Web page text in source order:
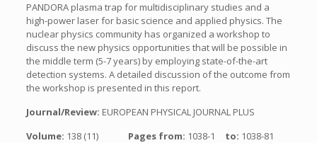
PANDORA plasma trap for multidisciplinary studies and a
high-power laser for basic science and applied physics. The
nuclear physics community has organized a workshop to
discuss the new physics opportunities that will be possible in
the middle term (5-7 years) by employing state-of-the-art
detection systems. A detailed discussion of the outcome from
the workshop is presented in this report.
Journal/Review: EUROPEAN PHYSICAL JOURNAL PLUS
Volume: 138 (11) Pages from: 1038-1 to: 1038-81